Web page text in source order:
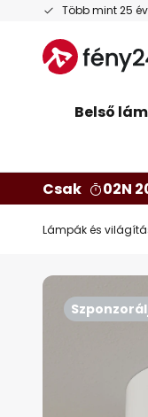
Több mint 25
Ugrás
tartalomhoz
Belső
Csak
02N
Lámpák és
Ugrás